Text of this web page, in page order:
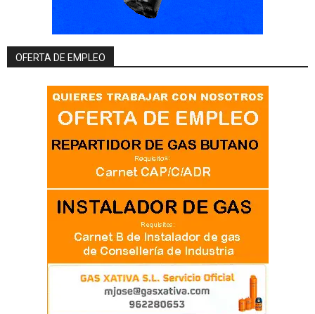
OFERTA DE EMPLEO